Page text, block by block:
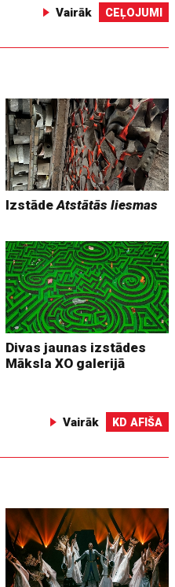
Vairāk CEĻOJUMI
IzstādeAtstātās liesmas
Divas jaunas izstādes
Māksla XO galerijā
Vairāk KD AFIŠA